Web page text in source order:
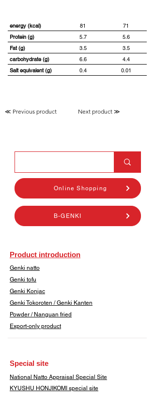
energy (kcal) 81
71
Protein (g)
5.7
5.6
Fat (g)
3.5
3.5
carbohydrate (g)
6.6
4.4
Salt equivalent (g)
0.4 0.01
≪ Previous product Next product ≫
Online Shopping
B-GENKI
Product introduction
Genki natto
Genki tofu
Genki Konjac
Genki Tokoroten / Genki Kanten
​Powder / Nanguan fried
Export-only product
​Special site
​National Natto Appraisal Special Site
KYUSHU HONJIKOMI special site